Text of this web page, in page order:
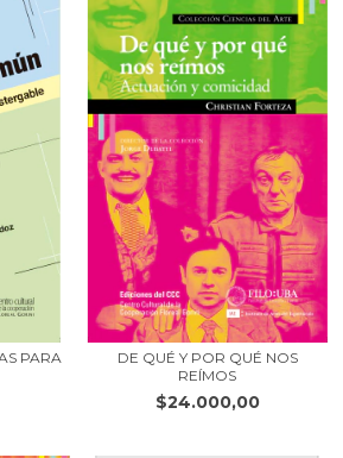
PARA
DE QUÉ Y POR QUÉ NOS
REÍMOS
$24.000,00